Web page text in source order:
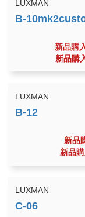
LUXMAN
新品購
新品購
LUXMAN
新品
新品
LUXMAN